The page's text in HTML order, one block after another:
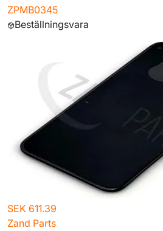
ZPMB0345
Beställningsvara
SEK 611.39
Zand Parts